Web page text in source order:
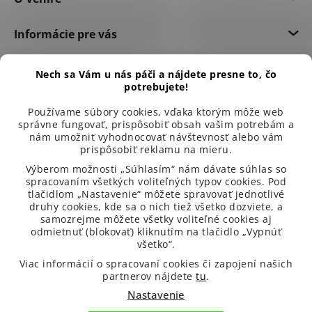
Nech sa Vám u nás páči a nájdete presne to, čo
potrebujete!
Používame súbory cookies, vďaka ktorým môže web
správne fungovať, prispôsobiť obsah vašim potrebám a
nám umožniť vyhodnocovať návštevnosť alebo vám
prispôsobiť reklamu na mieru.
Výberom možnosti „Súhlasím“ nám dávate súhlas so
spracovaním všetkých voliteľných typov cookies. Pod
tlačidlom „Nastavenie“ môžete spravovať jednotlivé
druhy cookies, kde sa o nich tiež všetko dozviete, a
samozrejme môžete všetky voliteľné cookies aj
odmietnuť (blokovať) kliknutím na tlačidlo „Vypnúť
všetko“.
Viac informácií o spracovaní cookies či zapojení našich
partnerov nájdetetu.
Nastavenie
Informácie pre vás
Dôležité informácie
99 % spokojených zákazníků